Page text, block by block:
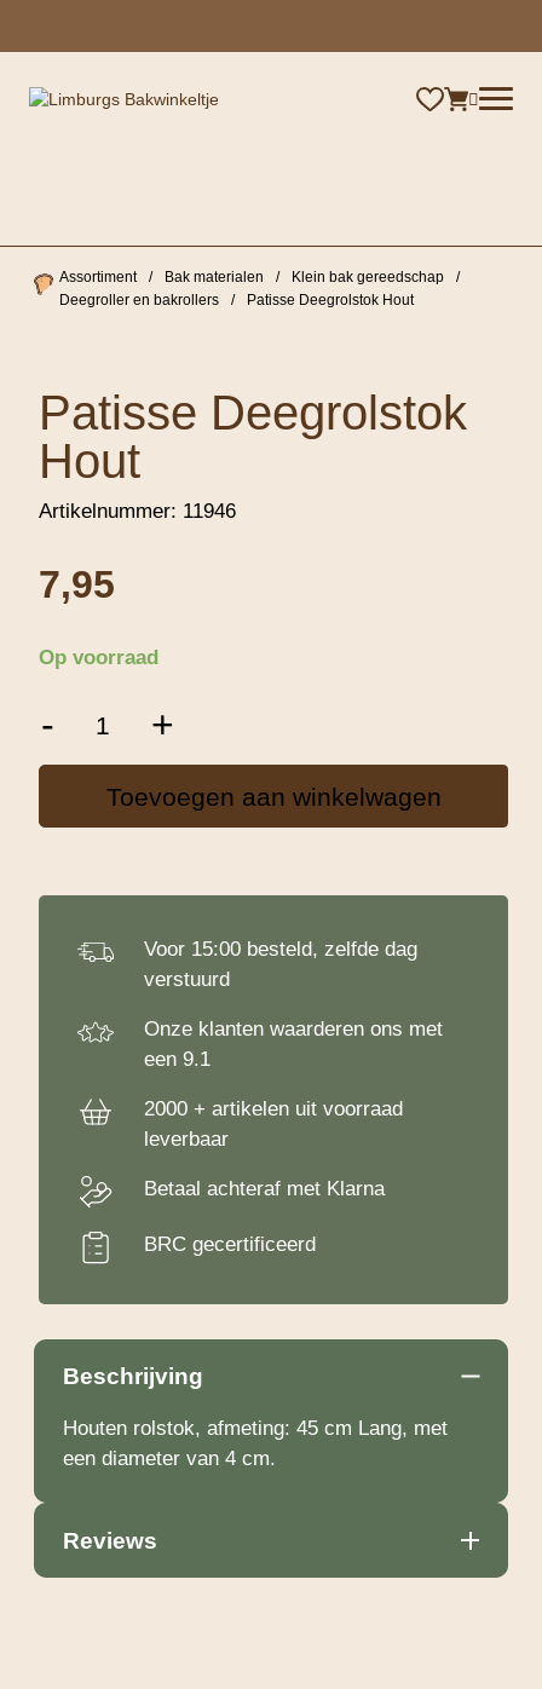
Assortiment / Bak materialen / Klein bak gereedschap
/
Deegroller en bakrollers
/ Patisse Deegrolstok Hout
Patisse Deegrolstok
Hout
Artikelnummer: 11946
7,95
Op voorraad
-Deegrolstok
aantal
+
Toevoegen aan winkelwagen
Voor 15:00 besteld, zelfde dag
verstuurd
Onze klanten waarderen ons met
een 9.1
2000 + artikelen uit voorraad
leverbaar
Betaal achteraf met Klarna
BRC gecertificeerd
Beschrijving
Houten rolstok, afmeting: 45 cm Lang, met
een diameter van 4 cm.
Reviews